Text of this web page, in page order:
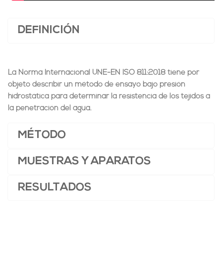
DEFINICIÓN
La Norma Internacional UNE-EN ISO 811:2018 tiene por
objeto describir un método de ensayo bajo presión
hidrostática para determinar la resistencia de los tejidos a
la penetración del agua.
MÉTODO
MUESTRAS Y APARATOS
RESULTADOS